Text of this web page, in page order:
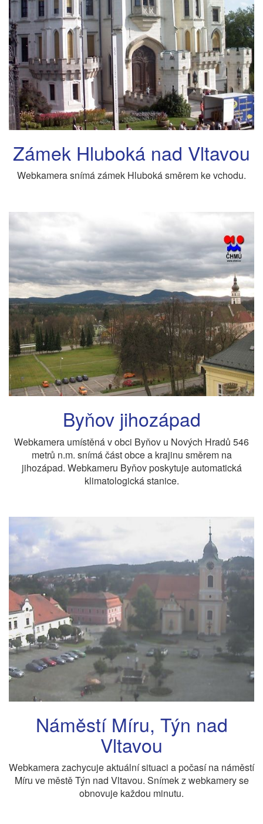
Zámek Hluboká nad Vltavou
Webkamera snímá zámek Hluboká směrem ke vchodu.
Byňov jihozápad
Webkamera umístěná v obci Byňov u Nových Hradů 546
metrů n.m. snímá část obce a krajinu směrem na
jihozápad. Webkameru Byňov poskytuje automatická
klimatologická stanice.
Náměstí Míru, Týn nad
Vltavou
Webkamera zachycuje aktuální situaci a počasí na náměstí
Míru ve městě Týn nad Vltavou. Snímek z webkamery se
obnovuje každou minutu.